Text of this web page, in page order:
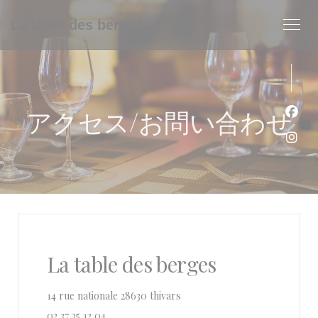
La table des berges
アクセス/お問い合わせ
La table des berges
14 rue nationale 28630 thivars